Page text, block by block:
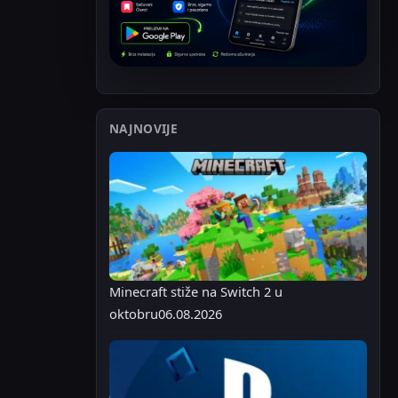
NAJNOVIJE
Minecraft stiže na Switch 2 u
oktobru06.08.2026